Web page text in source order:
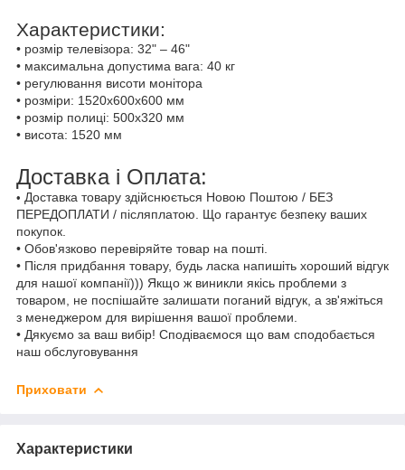
Характеристики:
• розмір телевізора: 32" – 46"
• максимальна допустима вага: 40 кг
• регулювання висоти монітора
• розміри: 1520х600х600 мм
• розмір полиці: 500х320 мм
• висота: 1520 мм
Доставка і Оплата:
• Доставка товару здійснюється Новою Поштою / БЕЗ
ПЕРЕДОПЛАТИ / післяплатою. Що гарантує безпеку ваших
покупок.
• Обов'язково перевіряйте товар на пошті.
• Після придбання товару, будь ласка напишіть хороший відгук
для нашої компанії))) Якщо ж виникли якісь проблеми з
товаром, не поспішайте залишати поганий відгук, а зв'яжіться
з менеджером для вирішення вашої проблеми.
• Дякуємо за ваш вибір! Сподіваємося що вам сподобається
наш обслуговування
Приховати
Характеристики